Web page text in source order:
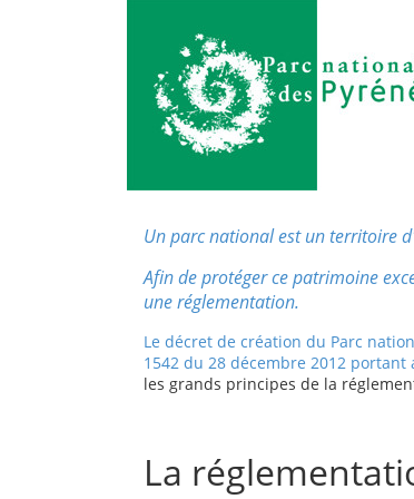
Un parc national est un territoire
Afin de protéger ce patrimoine
une réglementation.
Le décret de création du Parc
1542 du 28 décembre 2012
les grands principes de la
La